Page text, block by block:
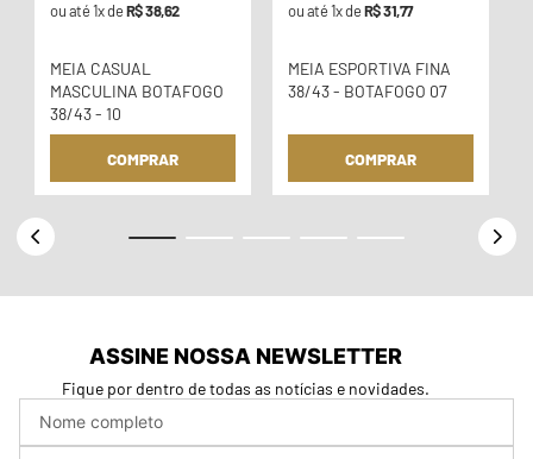
ou até1x deR$38,62
MEIA CASUAL
MASCULINA BOTAFOGO
38/43 - 10
COMPRAR
ou até1x deR$31,77
MEIA ESPORTIVA FINA
38/43 - BOTAFOGO 07
COMPRAR
ASSINE NOSSA NEWSLETTER
Fique por dentro de todas as notícias e novidades.